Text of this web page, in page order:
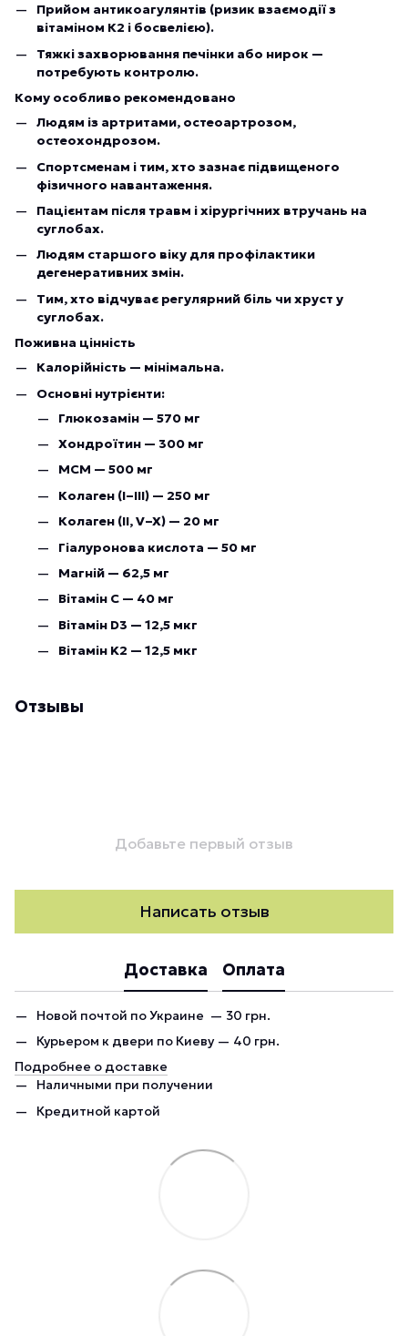
Прийом антикоагулянтів (ризик взаємодії з
вітаміном К2 і босвелією).
Тяжкі захворювання печінки або нирок —
потребують контролю.
Кому особливо рекомендовано
Людям із артритами, остеоартрозом,
остеохондрозом.
Спортсменам і тим, хто зазнає підвищеного
фізичного навантаження.
Пацієнтам після травм і хірургічних втручань на
суглобах.
Людям старшого віку для профілактики
дегенеративних змін.
Тим, хто відчуває регулярний біль чи хруст у
суглобах.
Поживна цінність
Калорійність — мінімальна.
Основні нутрієнти:
Глюкозамін — 570 мг
Хондроїтин — 300 мг
МСМ — 500 мг
Колаген (I–III) — 250 мг
Колаген (II, V–X) — 20 мг
Гіалуронова кислота — 50 мг
Магній — 62,5 мг
Вітамін C — 40 мг
Вітамін D3 — 12,5 мкг
Вітамін K2 — 12,5 мкг
Отзывы
Добавьте первый отзыв
Написать отзыв
Доставка Оплата
Новой почтой по Украине — 30 грн.
Курьером к двери по Киеву — 40 грн.
Подробнее о доставке
Наличными при получении
Кредитной картой